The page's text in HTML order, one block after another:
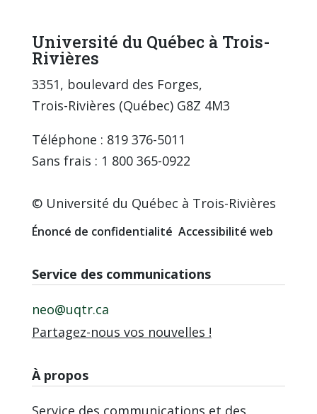
Université du Québec à Trois-
Rivières
3351, boulevard des Forges,
Trois-Rivières (Québec) G8Z 4M3
Téléphone : 819 376-5011
Sans frais : 1 800 365-0922
© Université du Québec à Trois-Rivières
Énoncé de confidentialité Accessibilité web
Service des communications
neo@uqtr.ca
Partagez-nous vos nouvelles !
À propos
Service des communications et des